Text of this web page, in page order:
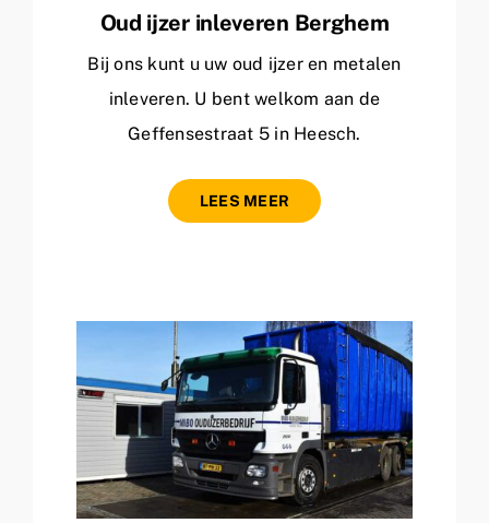
Oud ijzer inleveren Berghem
Bij ons kunt u uw oud ijzer en metalen
inleveren. U bent welkom aan de
Geffensestraat 5 in Heesch.
LEES MEER